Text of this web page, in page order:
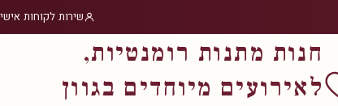
שירות לקוחות אישי
חנות מתנות רומנטיות,
לאירועים מיוחדים בגוון